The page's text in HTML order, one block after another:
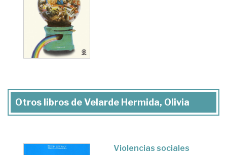
Otros libros de Velarde Hermida, Olivia
Violencias sociales